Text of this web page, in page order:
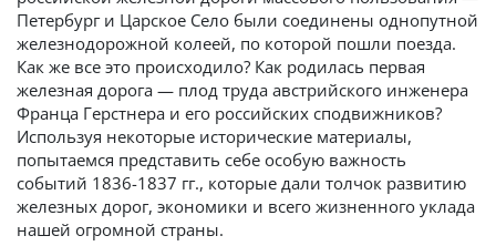
Петербург и Царское Село были соединены однопутной
железнодорожной колеей, по которой пошли поезда.
Как же все это происходило? Как родилась первая
железная дорога — плод труда австрийского инженера
Франца Герстнера и его российских сподвижников?
Используя некоторые исторические материалы,
попытаемся представить себе особую важность
событий 1836-1837 гг., которые дали толчок развитию
железных дорог, экономики и всего жизненного уклада
нашей огромной страны.